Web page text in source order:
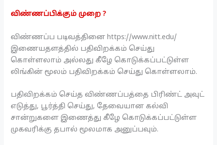
விண்ணப்பிக்கும் முறை ?
விண்ணப்ப படிவத்தினை https://www.nitt.edu/
இணையதளத்தில் பதிவிறக்கம் செய்து
கொள்ளலாம் அல்லது கீழே கொடுக்கப்பட்டுள்ள
லிங்கின் மூலம் பதிவிறக்கம் செய்து கொள்ளலாம்.
பதிவிறக்கம் செய்த விண்ணப்பத்தை பிரிண்ட் அவுட்
எடுத்து, பூர்த்தி செய்து, தேவையான கல்வி
சான்றுகளை இணைத்து கீழே கொடுக்கப்பட்டுள்ள
முகவரிக்கு தபால் மூலமாக அனுப்பவும்.